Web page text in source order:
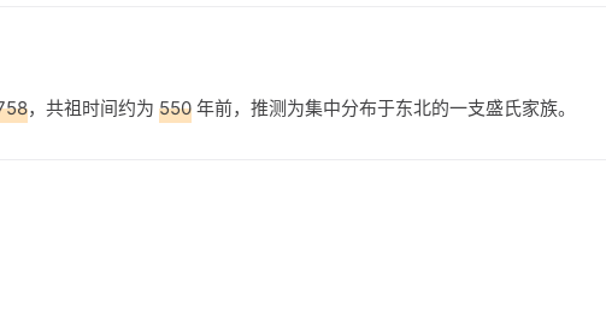
，共祖时间约为 550 年前，推测为集中分布于东北的一支盛氏家族。